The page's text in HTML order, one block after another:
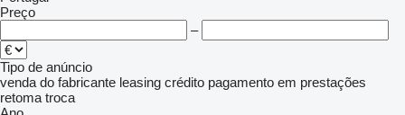
Preço
–
Tipo de anúncio
venda do fabricante leasing crédito pagamento em prestações
retoma troca